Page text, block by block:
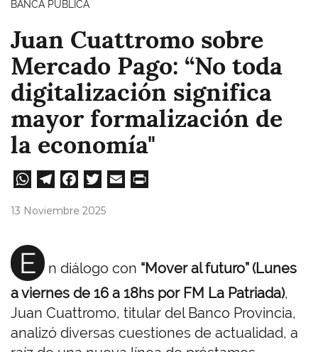
BANCA PÚBLICA
Juan Cuattromo sobre
Mercado Pago: “No toda
digitalización significa
mayor formalización de
la economía"
W
A
pp
Te
m
Fa
13 Noviembre 2025
E n diálogo con “Mover al futuro” (Lunes
a viernes de 16 a 18hs por FM La Patriada),
Juan Cuattromo, titular del Banco Provincia,
analizó diversas cuestiones de actualidad, a